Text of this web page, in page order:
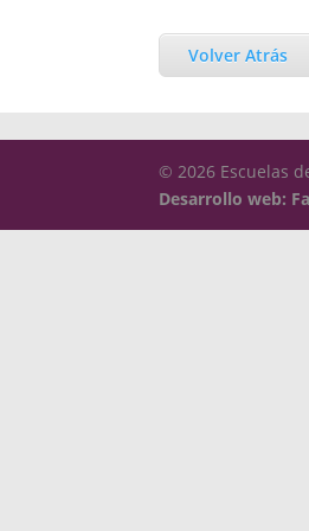
Volver Atrás
© 2026 Escuelas
Desarrollo web: